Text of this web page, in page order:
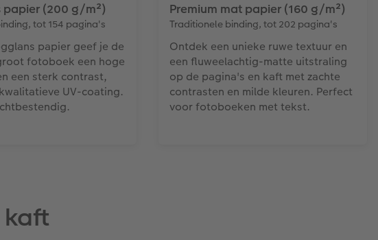
(200 g/m²)
tot 154 pagina's
papier geef je de
fotoboek een hoge
een sterk contrast,
UV-coating.
Premium mat papier (160 g/m²)
Traditionele binding, tot 202 pagina's
Ontdek een unieke ruwe textuur en
een fluweelachtig-matte uitstraling
op de pagina's en kaft met zachte
contrasten en milde kleuren. Perfect
voor fotoboeken met tekst.
kaft